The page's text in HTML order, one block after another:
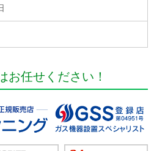
お任せください！